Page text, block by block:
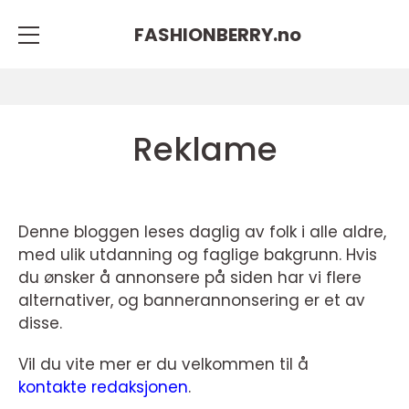
FASHIONBERRY.no
Reklame
Denne bloggen leses daglig av folk i alle aldre,
med ulik utdanning og faglige bakgrunn. Hvis
du ønsker å annonsere på siden har vi flere
alternativer, og bannerannonsering er et av
disse.
Vil du vite mer er du velkommen til å
kontakte redaksjonen.